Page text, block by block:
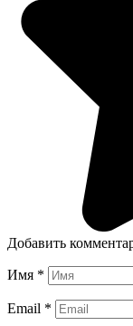
Добавить
Имя *
Email *